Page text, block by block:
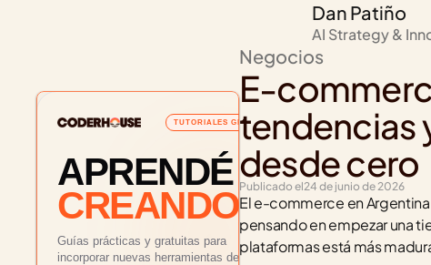
TUTORIALES GRATUITOS
APRENDÉ
CREANDO
Guías prácticas y gratuitas para
incorporar nuevas herramientas de IA a
Dan Patiño
AI Strategy &
Negocios
E-
tendencias
desde cero
Publicado el24 de junio de 2026
El e-commerce en
pensando en empezar una
plataformas está más